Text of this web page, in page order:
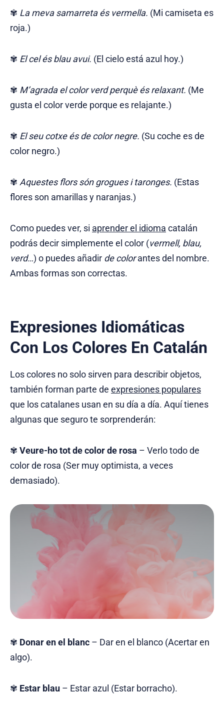
✾ La meva samarreta és vermella. (Mi camiseta es
roja.)
✾ El cel és blau avui. (El cielo está azul hoy.)
✾ M’agrada el color verd perquè és relaxant. (Me
gusta el color verde porque es relajante.)
✾ El seu cotxe és de color negre. (Su coche es de
color negro.)
✾ Aquestes flors són grogues i taronges. (Estas
flores son amarillas y naranjas.)
Como puedes ver, si aprender el idioma catalán
podrás decir simplemente el color (vermell, blau,
verd…) o puedes añadir de colorantes del nombre.
Ambas formas son correctas.
Expresiones Idiomáticas
Con Los Colores En Catalán
Los colores no solo sirven para describir objetos,
también forman parte de expresiones populares
que los catalanes usan en su día a día. Aquí tienes
algunas que seguro te sorprenderán:
✾ Veure-ho tot de color de rosa – Verlo todo de
color de rosa (Ser muy optimista, a veces
demasiado).
✾ Donar en el blanc – Dar en el blanco (Acertar en
algo).
✾ Estar blau – Estar azul (Estar borracho).